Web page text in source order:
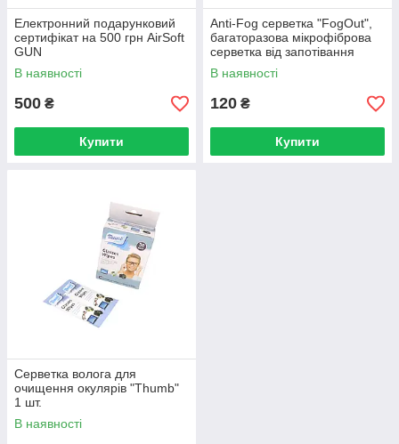
Електронний подарунковий
сертифікат на 500 грн AirSoft
GUN
В наявності
500 ₴
Купити
Anti-Fog серветка "FogOut",
багаторазова мікрофіброва
серветка від запотівання
В наявності
120 ₴
Купити
Серветка волога для
очищення окулярів "Thumb"
1 шт.
В наявності